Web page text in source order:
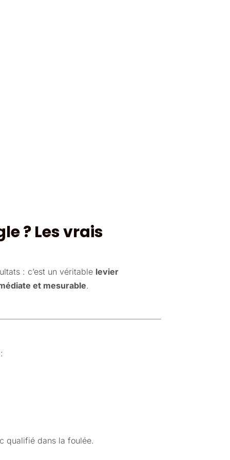
? Les vrais
: c’est un véritable levier
et mesurable.
qualifié dans la foulée.